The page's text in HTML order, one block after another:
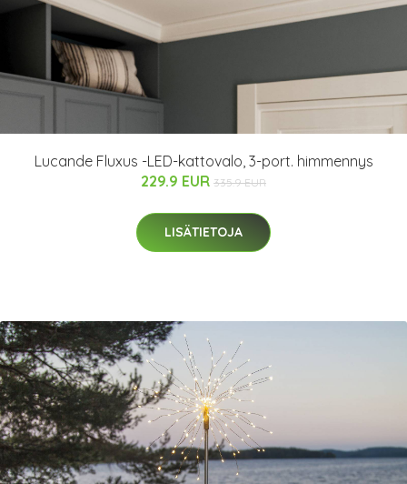
Lucande Fluxus -LED-kattovalo, 3-port. himmennys
229.9 EUR 335.9 EUR
LISÄTIETOJA